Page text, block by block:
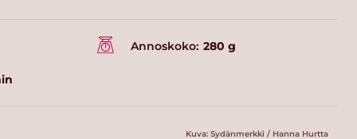
Annoskoko: 280 g
Kuva: Sydänmerkki / Hanna Hurtta